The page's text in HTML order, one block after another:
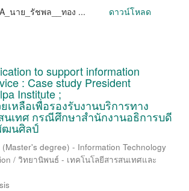
นาย_รัชพล__ทอง ... ดาวน์โหลด
to support information
: Case study President
Institute ;
หลือเพื่อรองรับงานบริการทาง
นเทศ กรณีศึกษาสำนักงานอธิการบดี
นศิลป์
degree) - Information Technology
/ วิทยานิพนธ์ - เทคโนโลยีสารสนเทศและ